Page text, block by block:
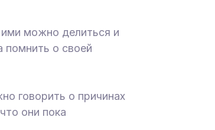
можно делиться и
помнить о своей
говорить о причинах
они пока